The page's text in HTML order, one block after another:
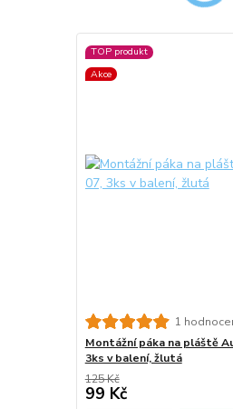
TOP produkt
Akce
1
Montážní páka na pláště
3ks v balení, žlutá
125 Kč
99 Kč